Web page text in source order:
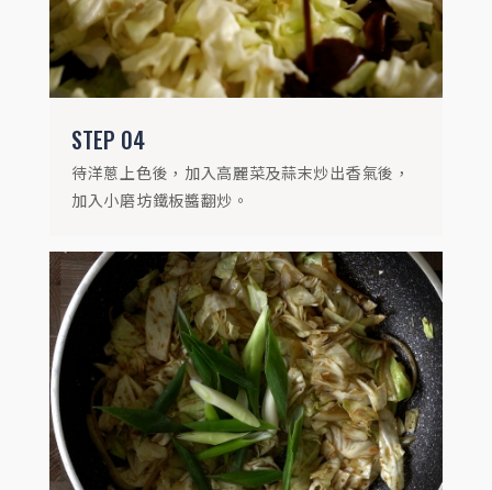
STEP 04
待洋蔥上色後，加入高麗菜及蒜末炒出香氣後，
加入小磨坊鐵板醬翻炒。